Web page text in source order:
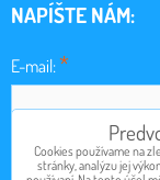
NAPÍŠTE NÁM:
E-mail:*
Obsah:*
Cookies používame na
stránky, analýzu jej